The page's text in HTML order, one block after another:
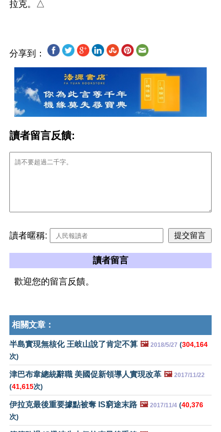
分享到：
讀者留言反饋:
讀者暱稱:
讀者留言
歡迎您的留言反饋。
相關文章：
半島實現無核化 王岐山說了肯定不算 🖼️ 2018/5/27 (304,164
次)
津巴布韋總統辭職 美國促新領導人實現改革 🖼️ 2017/11/22
(41,615次)
伊拉克最後重要據點被奪 IS窮途末路 🖼️ 2017/11/4 (40,376
次)